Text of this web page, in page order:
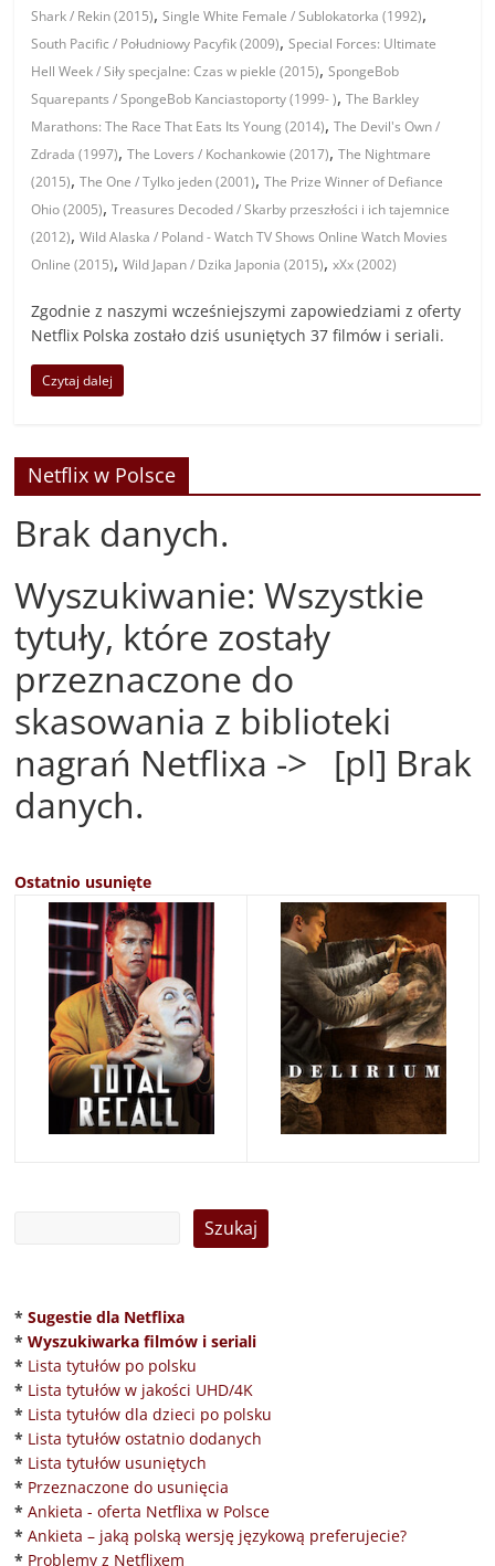
Shark / Rekin (2015),Single White Female / Sublokatorka (1992),
South Pacific / Południowy Pacyfik (2009),Special Forces: Ultimate
Hell Week / Siły specjalne: Czas w piekle (2015),SpongeBob
Squarepants / SpongeBob Kanciastoporty (1999- ),The Barkley
Marathons: The Race That Eats Its Young (2014),The Devil's Own /
Zdrada (1997),The Lovers / Kochankowie (2017),The Nightmare
(2015),The One / Tylko jeden (2001),The Prize Winner of Defiance
Ohio (2005),Treasures Decoded / Skarby przeszłości i ich tajemnice
(2012),Wild Alaska / Poland - Watch TV Shows Online Watch Movies
Online (2015),Wild Japan / Dzika Japonia (2015),xXx (2002)
Zgodnie z naszymi wcześniejszymi zapowiedziami z oferty
Netflix Polska zostało dziś usuniętych 37 filmów i seriali.
Czytaj dalej
Netflix w Polsce
Brak danych.
Wyszukiwanie: Wszystkie
tytuły, które zostały
przeznaczone do
skasowania z biblioteki
nagrań Netflixa -> [pl] Brak
danych.
Ostatnio usunięte
* Sugestie dla Netflixa
* Wyszukiwarka filmów i seriali
* Lista tytułów po polsku
* Lista tytułów w jakości UHD/4K
* Lista tytułów dla dzieci po polsku
* Lista tytułów ostatnio dodanych
* Lista tytułów usuniętych
* Przeznaczone do usunięcia
* Ankieta - oferta Netflixa w Polsce
* Ankieta – jaką polską wersję językową preferujecie?
* Problemy z Netflixem